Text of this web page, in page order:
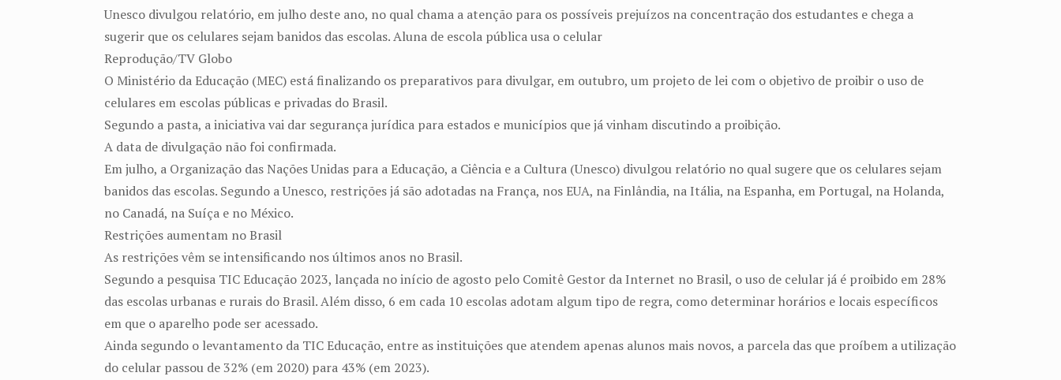
Unesco divulgou relatório, em julho deste ano, no qual chama a atenção para os possíveis prejuízos na concentração dos estudantes e chega a
sugerir que os celulares sejam banidos das escolas. Aluna de escola pública usa o celular
Reprodução/TV Globo
O Ministério da Educação (MEC) está finalizando os preparativos para divulgar, em outubro, um projeto de lei com o objetivo de proibir o uso de
celulares em escolas públicas e privadas do Brasil.
Segundo a pasta, a iniciativa vai dar segurança jurídica para estados e municípios que já vinham discutindo a proibição.
A data de divulgação não foi confirmada.
Em julho, a Organização das Nações Unidas para a Educação, a Ciência e a Cultura (Unesco) divulgou relatório no qual sugere que os celulares sejam
banidos das escolas. Segundo a Unesco, restrições já são adotadas na França, nos EUA, na Finlândia, na Itália, na Espanha, em Portugal, na Holanda,
no Canadá, na Suíça e no México.
Restrições aumentam no Brasil
As restrições vêm se intensificando nos últimos anos no Brasil.
Segundo a pesquisa TIC Educação 2023, lançada no início de agosto pelo Comitê Gestor da Internet no Brasil, o uso de celular já é proibido em 28%
das escolas urbanas e rurais do Brasil. Além disso, 6 em cada 10 escolas adotam algum tipo de regra, como determinar horários e locais específicos
em que o aparelho pode ser acessado.
Ainda segundo o levantamento da TIC Educação, entre as instituições que atendem apenas alunos mais novos, a parcela das que proíbem a utilização
do celular passou de 32% (em 2020) para 43% (em 2023).